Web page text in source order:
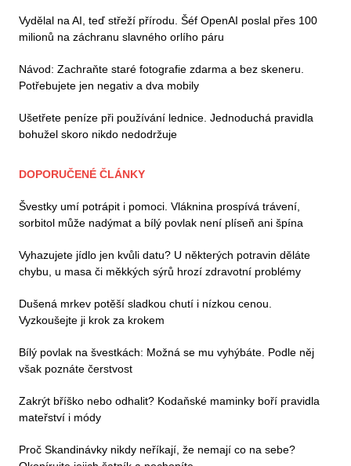
Vydělal na AI, teď střeží přírodu. Šéf OpenAI poslal přes 100
milionů na záchranu slavného orlího páru
Návod: Zachraňte staré fotografie zdarma a bez skeneru.
Potřebujete jen negativ a dva mobily
Ušetřete peníze při používání lednice. Jednoduchá pravidla
bohužel skoro nikdo nedodržuje
DOPORUČENÉ ČLÁNKY
Švestky umí potrápit i pomoci. Vláknina prospívá trávení,
sorbitol může nadýmat a bílý povlak není plíseň ani špína
Vyhazujete jídlo jen kvůli datu? U některých potravin děláte
chybu, u masa či měkkých sýrů hrozí zdravotní problémy
Dušená mrkev potěší sladkou chutí i nízkou cenou.
Vyzkoušejte ji krok za krokem
Bílý povlak na švestkách: Možná se mu vyhýbáte. Podle něj
však poznáte čerstvost
Zakrýt bříško nebo odhalit? Kodaňské maminky boří pravidla
mateřství i módy
Proč Skandinávky nikdy neříkají, že nemají co na sebe?